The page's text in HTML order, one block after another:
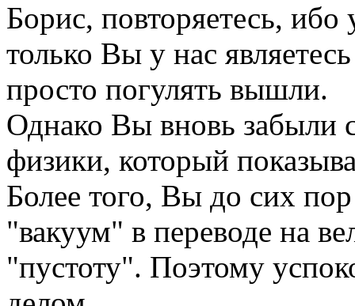
Борис, повторяетесь, ибо
только Вы у нас
просто погулять вышли.
Однако Вы вновь забыли
физики, который
Более того, Вы до сих пор
"вакуум" в переводе на
"пустоту". Поэтому